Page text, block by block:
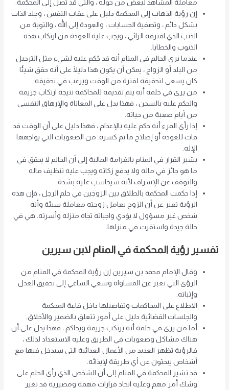
معاملة المشاهد لبعض من حوله ، والتي قد تصل إلى المحكمة.
إن رؤية الذهاب إلى المحكمة دليل على عقاب النفس ، وجلد الذات
بشكل دائم ، وتصفية الحسابات ، والعودة إلى الله ، والتوبة من
الذنب الذي اقترفه الرائي ، ويجب عليه العودة من ارتكاب هذه
الذنوب والخطايا.
عندما يرى الحالم في المنام أنه قد حُكم عليه لشيء مثل الترحيل
من البلد أو الزواج ، يمكن أن يكون هذا دليلًا على أنه حقق شيئًا
كان يسعى لتحقيقه لفترة من الوقت ويرغب في تحقيقه.
من يرى في حلمه أنه يتم تقديمه للمحاكمة نتيجة ارتكاب جريمة
والحكم عليه بالسجن ، فهذا يدل على المعاناة والإرهاق النفسي
من أيام صعبة من حياته.
إذا رأى المرء أنه حكم عليه بالإعدام ، فهذا دليل على أن الوقت قد
فات للعودة أو إصلاح ما تم كسره. من الصعوبات التي يواجهها
الإله.
يشير القرار في المنام بالغرامة المالية إلى أن الحالم لا يحقق في
ما هو جائز في ماله ولا يدفع زكاته ويجب عليه تنظيف ماله
والتوقف عن الإسراف لأنه سيحاسب عليه بشدة.
إذا حكمت المحكمة بالطلاق بين الزوجين في حلم الرجل ، فإن هذه
الرؤية تعبر عن أن الزوج يعامل زوجته معاملة سيئة وأنه
شخص غير مسؤول لا يؤدي واجباته تجاه منزله وأسرته. هي في
حالة جيدة واستقرت في منزلها.
تفسير رؤية المحكمة في المنام لابن سيرين
وقال الإمام محمد بن سيرين إن رؤية المحكمة في المنام من
الرؤى التي تعبر عن المساواة وسعي الساعي إلى تحقيق العدل
وإثباته.
الاطلاع على المحاكمات وتفاصيلها داخل قاعة المحكمة
والجلسات القضائية دليل على أمور تتعلق بالضمير والأخلاق.
أما من يرى في حلمه أنه يرتكب جريمة ويحاكم ، فهذا يدل على أن
هناك مشاكل وصعوبات في الطريق وعليه الاستعداد لذلك ،
فالرؤية تظهر العديد من الأعمال العدائية التي سيدخل فيها مع
أشخاص يبحثون عن أي طريقة لإيذائه.
قد تشير المحكمة في المنام إلى أن الشخص الذي رأى الحلم على
وشك أمر مهم وعليه اتخاذ قرارات مهمة ومصيرية قد تغير